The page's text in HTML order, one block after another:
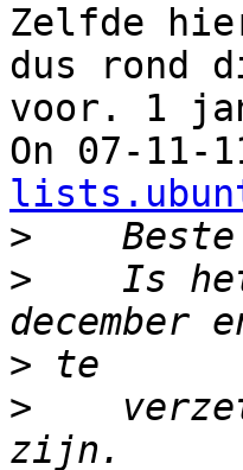
Zelfde
dus rond
voor. 1
On 07-11-
>
>
Is
>
>